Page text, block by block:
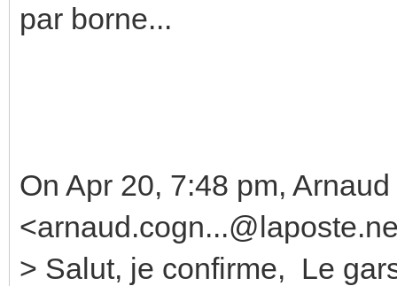
par borne...
On Apr 20, 7:48 pm,
> Salut, je confirme, Le